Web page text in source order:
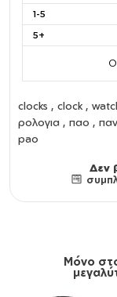
1-5
5+
clocks , clock ,
ρολογια , παο ,
pao
Δεν
Μόνο